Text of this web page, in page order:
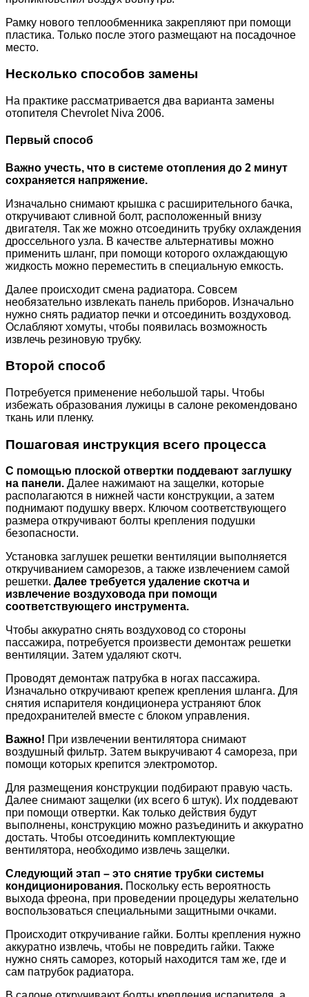
Рамку нового теплообменника закрепляют при помощи
пластика. Только после этого размещают на посадочное
место.
Несколько способов замены
На практике рассматривается два варианта замены
отопителя Chevrolet Niva 2006.
Первый способ
Важно учесть, что в системе отопления до 2 минут
сохраняется напряжение.
Изначально снимают крышка с расширительного бачка,
откручивают сливной болт, расположенный внизу
двигателя. Так же можно отсоединить трубку охлаждения
дроссельного узла. В качестве альтернативы можно
применить шланг, при помощи которого охлаждающую
жидкость можно переместить в специальную емкость.
Далее происходит смена радиатора. Совсем
необязательно извлекать панель приборов. Изначально
нужно снять радиатор печки и отсоединить воздуховод.
Ослабляют хомуты, чтобы появилась возможность
извлечь резиновую трубку.
Второй способ
Потребуется применение небольшой тары. Чтобы
избежать образования лужицы в салоне рекомендовано
ткань или пленку.
Пошаговая инструкция всего процесса
С помощью плоской отвертки поддевают заглушку
на панели. Далее нажимают на защелки, которые
располагаются в нижней части конструкции, а затем
поднимают подушку вверх. Ключом соответствующего
размера откручивают болты крепления подушки
безопасности.
Установка заглушек решетки вентиляции выполняется
откручиванием саморезов, а также извлечением самой
решетки. Далее требуется удаление скотча и
извлечение воздуховода при помощи
соответствующего инструмента.
Чтобы аккуратно снять воздуховод со стороны
пассажира, потребуется произвести демонтаж решетки
вентиляции. Затем удаляют скотч.
Проводят демонтаж патрубка в ногах пассажира.
Изначально откручивают крепеж крепления шланга. Для
снятия испарителя кондиционера устраняют блок
предохранителей вместе с блоком управления.
Важно! При извлечении вентилятора снимают
воздушный фильтр. Затем выкручивают 4 самореза, при
помощи которых крепится электромотор.
Для размещения конструкции подбирают правую часть.
Далее снимают защелки (их всего 6 штук). Их поддевают
при помощи отвертки. Как только действия будут
выполнены, конструкцию можно разъединить и аккуратно
достать. Чтобы отсоединить комплектующие
вентилятора, необходимо извлечь защелки.
Следующий этап – это снятие трубки системы
кондиционирования. Поскольку есть вероятность
выхода фреона, при проведении процедуры желательно
воспользоваться специальными защитными очками.
Происходит откручивание гайки. Болты крепления нужно
аккуратно извлечь, чтобы не повредить гайки. Также
нужно снять саморез, который находится там же, где и
сам патрубок радиатора.